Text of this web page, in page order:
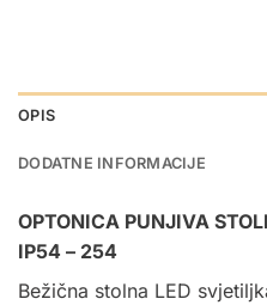
OPIS
DODATNE INFORMACIJE
OPTONICA PUNJIVA
IP54 – 254
Bežična stolna LED